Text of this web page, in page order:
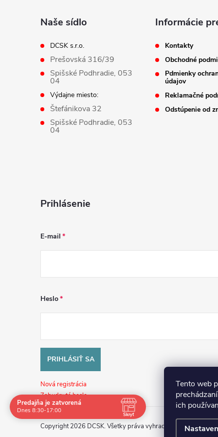
Tento web
ich
Naše sídlo
DCSK s.r.o.
Prešovská 316/39
Spišské Podhradie, 053
04
Výdajne miesto:
Štefánikova 32
Spišské Podhradie, 053
04
Informácie
Kontakty
Obchodné
Pdmienky
údajov
Reklamačné
Odstúpenie od
Prihlásenie
E-mail
Heslo
PRIHLÁSIŤ SA
Nová registrácia
Zabudnuté heslo
Copyright 2026 DCSK. Všetky práva vyhradené.
Predajňa je zatvorená
Dnes 8:30-17:00
Skryť
Navštívte nás osobne
Čas